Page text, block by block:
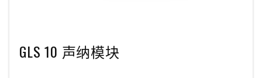
GLS 10 声纳模块